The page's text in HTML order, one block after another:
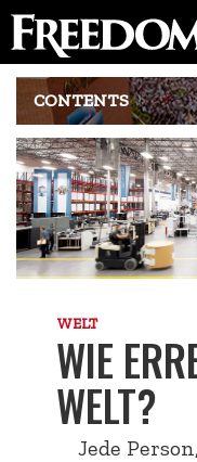
CONTENTS
WELT
WIE
WELT?
Jede